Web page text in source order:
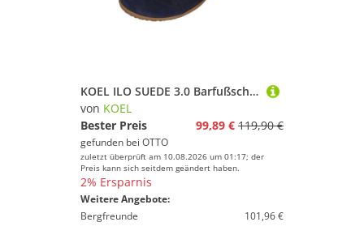
KOEL ILO SUEDE 3.0 Barfußschuh Blue
von KOEL
Bester Preis
99,89 € 119,90 €
gefunden bei OTTO
zuletzt überprüft am 10.08.2026 um 01:17; der
Preis kann sich seitdem geändert haben.
2% Ersparnis
Weitere Angebote:
Bergfreunde
101,96 €